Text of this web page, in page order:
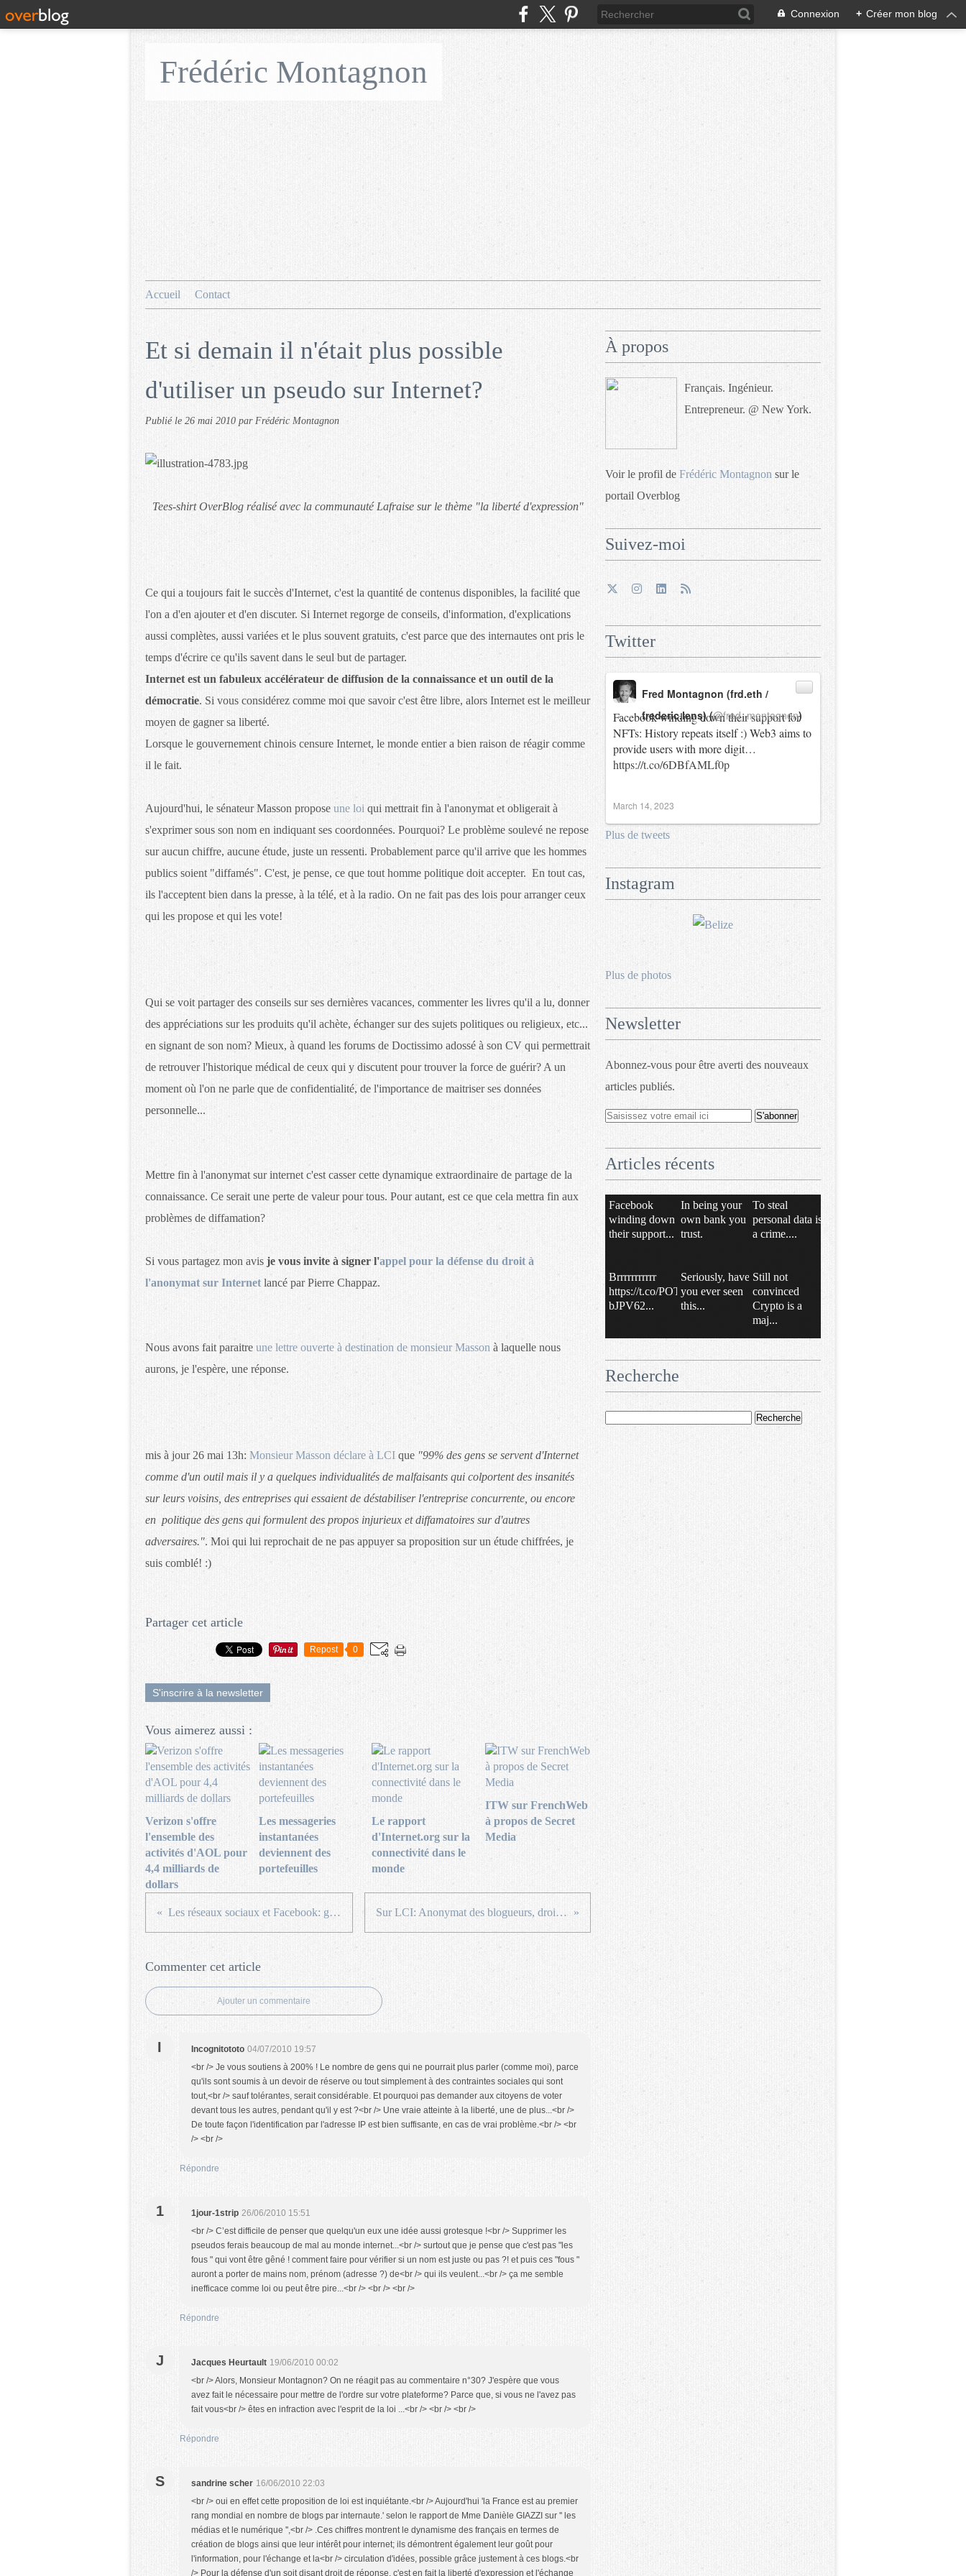
Connexion + Créer mon blog
Frédéric Montagnon
Accueil Contact
Et si demain il n'était plus possible
d'utiliser un pseudo sur Internet?
Publié le 26 mai 2010 par Frédéric Montagnon
Tees-shirt OverBlog réalisé avec la communauté Lafraise sur le thème "la liberté d'expression"
Ce qui a toujours fait le succès d'Internet, c'est la quantité de contenus disponibles, la facilité que
l'on a d'en ajouter et d'en discuter. Si Internet regorge de conseils, d'information, d'explications
aussi complètes, aussi variées et le plus souvent gratuits, c'est parce que des internautes ont pris le
temps d'écrire ce qu'ils savent dans le seul but de partager.
Internet est un fabuleux accélérateur de diffusion de la connaissance et un outil de la
démocratie. Si vous considérez comme moi que savoir c'est être libre, alors Internet est le meilleur
moyen de gagner sa liberté.
Lorsque le gouvernement chinois censure Internet, le monde entier a bien raison de réagir comme
il le fait.
Aujourd'hui, le sénateur Masson propose une loi qui mettrait fin à l'anonymat et obligerait à
s'exprimer sous son nom en indiquant ses coordonnées. Pourquoi? Le problème soulevé ne repose
sur aucun chiffre, aucune étude, juste un ressenti. Probablement parce qu'il arrive que les hommes
publics soient "diffamés". C'est, je pense, ce que tout homme politique doit accepter. En tout cas,
ils l'acceptent bien dans la presse, à la télé, et à la radio. On ne fait pas des lois pour arranger ceux
qui les propose et qui les vote!
Qui se voit partager des conseils sur ses dernières vacances, commenter les livres qu'il a lu, donner
des appréciations sur les produits qu'il achète, échanger sur des sujets politiques ou religieux, etc...
en signant de son nom? Mieux, à quand les forums de Doctissimo adossé à son CV qui permettrait
de retrouver l'historique médical de ceux qui y discutent pour trouver la force de guérir? A un
moment où l'on ne parle que de confidentialité, de l'importance de maitriser ses données
personnelle...
Mettre fin à l'anonymat sur internet c'est casser cette dynamique extraordinaire de partage de la
connaissance. Ce serait une perte de valeur pour tous. Pour autant, est ce que cela mettra fin aux
problèmes de diffamation?
Si vous partagez mon avis je vous invite à signer l'appel pour la défense du droit à
l'anonymat sur Internet lancé par Pierre Chappaz.
Nous avons fait paraitre une lettre ouverte à destination de monsieur Masson à laquelle nous
aurons, je l'espère, une réponse.
mis à jour 26 mai 13h: Monsieur Masson déclare à LCI que "99% des gens se servent d'Internet
comme d'un outil mais il y a quelques individualités de malfaisants qui colportent des insanités
sur leurs voisins, des entreprises qui essaient de déstabiliser l'entreprise concurrente, ou encore
en politique des gens qui formulent des propos injurieux et diffamatoires sur d'autres
adversaires.". Moi qui lui reprochait de ne pas appuyer sa proposition sur un étude chiffrées, je
suis comblé! :)
Partager cet article
Repost 0
S'inscrire à la newsletter
Vous aimerez aussi :
Verizon s'offre
l'ensemble des
activités d'AOL pour
4,4 milliards de
dollars
Les messageries
instantanées
deviennent des
portefeuilles
Le rapport
d'Internet.org sur la
connectivité dans le
monde
ITW sur FrenchWeb
à propos de Secret
Media
Les réseaux sociaux et Facebook: grandeur et décadence Sur LCI: Anonymat des blogueurs, droit à l'oubli, vie privée ...
Commenter cet article
Ajouter un commentaire
I Incognitototo 04/07/2010 19:57
<br /> Je vous soutiens à 200% ! Le nombre de gens qui ne pourrait plus parler (comme moi), parce
qu'ils sont soumis à un devoir de réserve ou tout simplement à des contraintes sociales qui sont
tout,<br /> sauf tolérantes, serait considérable. Et pourquoi pas demander aux citoyens de voter
devant tous les autres, pendant qu'il y est ?<br /> Une vraie atteinte à la liberté, une de plus...<br />
De toute façon l'identification par l'adresse IP est bien suffisante, en cas de vrai problème.<br /> <br
/> <br />
Répondre
1 1jour-1strip 26/06/2010 15:51
<br /> C’est difficile de penser que quelqu'un eux une idée aussi grotesque !<br /> Supprimer les
pseudos ferais beaucoup de mal au monde internet...<br /> surtout que je pense que c'est pas "les
fous " qui vont être gêné ! comment faire pour vérifier si un nom est juste ou pas ?! et puis ces "fous "
auront a porter de mains nom, prénom (adresse ?) de<br /> qui ils veulent...<br /> ça me semble
inefficace comme loi ou peut être pire...<br /> <br /> <br />
Répondre
J Jacques Heurtault 19/06/2010 00:02
<br /> Alors, Monsieur Montagnon? On ne réagit pas au commentaire n°30? J'espère que vous
avez fait le nécessaire pour mettre de l'ordre sur votre plateforme? Parce que, si vous ne l'avez pas
fait vous<br /> êtes en infraction avec l'esprit de la loi ...<br /> <br /> <br />
Répondre
S sandrine scher 16/06/2010 22:03
<br /> oui en effet cette proposition de loi est inquiétante.<br /> Aujourd'hui 'la France est au premier
rang mondial en nombre de blogs par internaute.' selon le rapport de Mme Danièle GIAZZI sur '' les
médias et le numérique '',<br /> .Ces chiffres montrent le dynamisme des français en termes de
création de blogs ainsi que leur intérêt pour internet; ils démontrent également leur goût pour
l'information, pour l'échange et la<br /> circulation d'idées, possible grâce justement à ces blogs.<br
/> Pour la défense d'un soit disant droit de réponse, c'est en fait la liberté d'expression et l'échange
À propos
Français. Ingénieur.
Entrepreneur. @ New York.
Voir le profil de Frédéric Montagnon sur le
portail Overblog
Suivez-moi
Twitter
Facebook winding down their support for
NFTs: History repeats itself :) Web3 aims to
provide users with more digit…
https://t.co/6DBfAMLf0p
Fred Montagnon (frd.eth /
frederic.lens) (@fred_montagnon)
March 14, 2023
Plus de tweets
Instagram
Plus de photos
Newsletter
Abonnez-vous pour être averti des nouveaux
articles publiés.
Articles récents
Facebook
winding down
their support...
In being your
own bank you
trust.
To steal
personal data is
a crime....
Brrrrrrrrrrr
https://t.co/POT
bJPV62...
Seriously, have
you ever seen
this...
Still not
convinced
Crypto is a
maj...
Recherche